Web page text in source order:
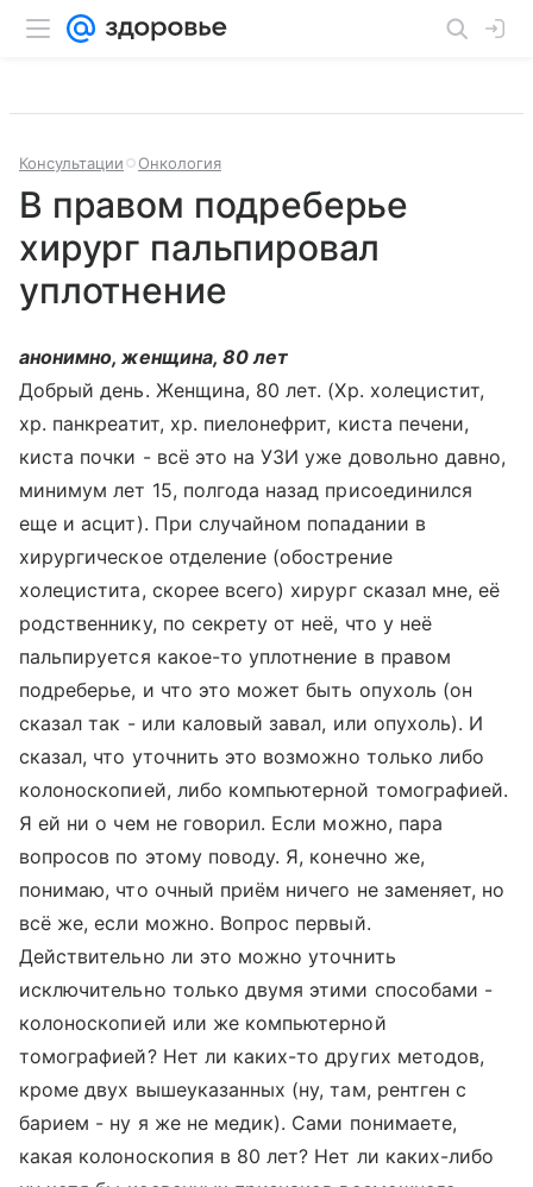
Консультации Онкология
В правом подреберье
хирург пальпировал
уплотнение
анонимно, женщина, 80 лет
Добрый день. Женщина, 80 лет. (Хр. холецистит,
хр. панкреатит, хр. пиелонефрит, киста печени,
киста почки - всё это на УЗИ уже довольно давно,
минимум лет 15, полгода назад присоединился
еще и асцит). При случайном попадании в
хирургическое отделение (обострение
холецистита, скорее всего) хирург сказал мне, её
родственнику, по секрету от неё, что у неё
пальпируется какое-то уплотнение в правом
подреберье, и что это может быть опухоль (он
сказал так - или каловый завал, или опухоль). И
сказал, что уточнить это возможно только либо
колоноскопией, либо компьютерной томографией.
Я ей ни о чем не говорил. Если можно, пара
вопросов по этому поводу. Я, конечно же,
понимаю, что очный приём ничего не заменяет, но
всё же, если можно. Вопрос первый.
Действительно ли это можно уточнить
исключительно только двумя этими способами -
колоноскопией или же компьютерной
томографией? Нет ли каких-то других методов,
кроме двух вышеуказанных (ну, там, рентген с
барием - ну я же не медик). Сами понимаете,
какая колоноскопия в 80 лет? Нет ли каких-либо